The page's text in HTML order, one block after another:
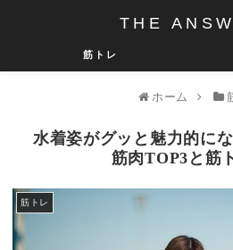
THE
筋トレ
ホーム
水着姿がグッと魅力的に
筋肉TOP3と筋
筋トレ